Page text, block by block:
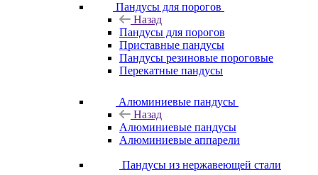
Пандусы для порогов
Назад
Пандусы для порогов
Приставные пандусы
Пандусы резиновые пороговые
Перекатные пандусы
Алюминиевые пандусы
Назад
Алюминиевые пандусы
Алюминиевые аппарели
Пандусы из нержавеющей стали